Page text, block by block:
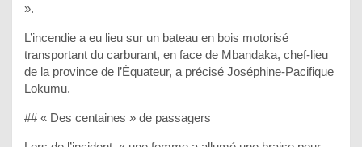
».
L’incendie a eu lieu sur un bateau en bois motorisé
transportant du carburant, en face de Mbandaka, chef-lieu
de la province de l’Équateur, a précisé Joséphine-Pacifique
Lokumu.
## « Des centaines » de passagers